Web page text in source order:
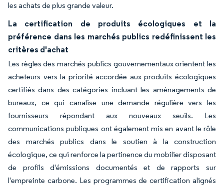
les achats de plus grande valeur.
La certification de produits écologiques et la
préférence dans les marchés publics redéfinissent les
critères d'achat
Les règles des marchés publics gouvernementaux orientent les
acheteurs vers la priorité accordée aux produits écologiques
certifiés dans des catégories incluant les aménagements de
bureaux, ce qui canalise une demande régulière vers les
fournisseurs répondant aux nouveaux seuils. Les
communications publiques ont également mis en avant le rôle
des marchés publics dans le soutien à la construction
écologique, ce qui renforce la pertinence du mobilier disposant
de profils d'émissions documentés et de rapports sur
l'empreinte carbone. Les programmes de certification alignés